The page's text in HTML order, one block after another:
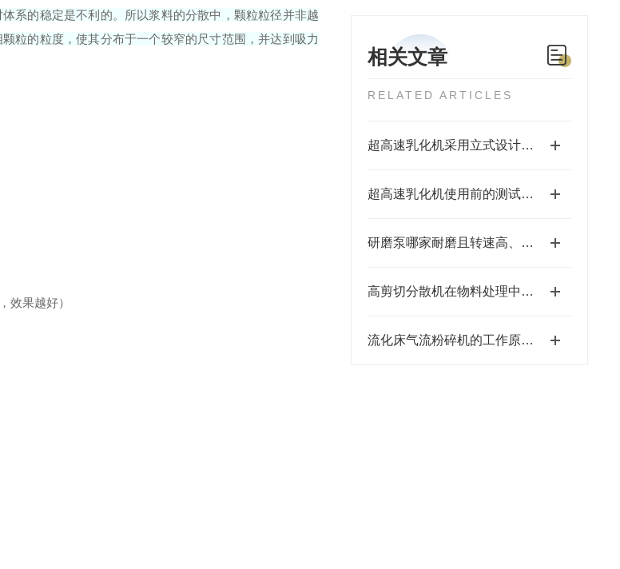
相关文章
RELATED ARTICLES
超高速乳化机采用立式设计，易于清洗
超高速乳化机使用前的测试运行
研磨泵哪家耐磨且转速高、粒径小、间隙小、精度高、线速度高、剪切力强：江苏思峻为行业解题(附FAQ常见问题解答)
高剪切分散机在物料处理中的工艺优化与应用
流化床气流粉碎机的工作原理及特点
系的稳定是不利的。所以浆料的分散中，颗粒粒径并非越
粒的粒度，使其分布于一个较窄的尺寸范围，并达到吸力
效果越好）